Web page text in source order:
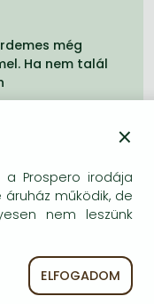
még
Ha nem talál
Perennial
2005. március 7.
×
a Prospero irodája
működik, de
nem leszünk
ELFOGADOM